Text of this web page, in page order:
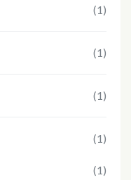
(1)
(1)
(1)
(1)
(1)